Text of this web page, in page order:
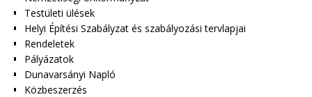
Testületi ülések
Helyi Építési Szabályzat és szabályozási tervlapjai
Rendeletek
Pályázatok
Dunavarsányi Napló
Közbeszerzés